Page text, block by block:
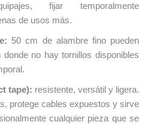
fijar temporalmente
de usos más.
50 cm de alambre fino pueden
no hay tornillos disponibles
tape): resistente, versátil y ligera.
protege cables expuestos y sirve
cualquier pieza que se